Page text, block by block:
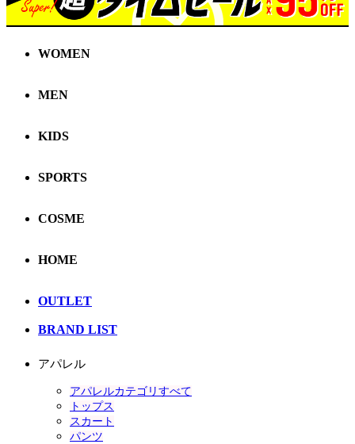
WOMEN
MEN
KIDS
SPORTS
COSME
HOME
OUTLET
BRAND LIST
アパレル
アパレルカテゴリすべて
トップス
スカート
パンツ